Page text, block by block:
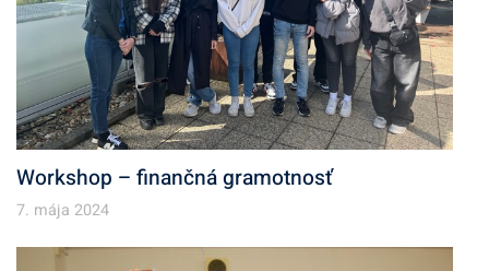
Workshop – finančná gramotnosť
7. mája 2024